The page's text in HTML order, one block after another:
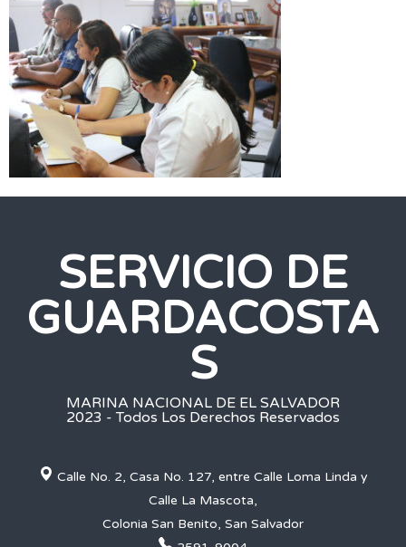
SERVICIO DE
GUARDACOSTA
S
MARINA NACIONAL DE EL SALVADOR
2023 - Todos Los Derechos Reservados
Calle No. 2, Casa No. 127, entre Calle Loma Linda y
Calle La Mascota,
Colonia San Benito, San Salvador